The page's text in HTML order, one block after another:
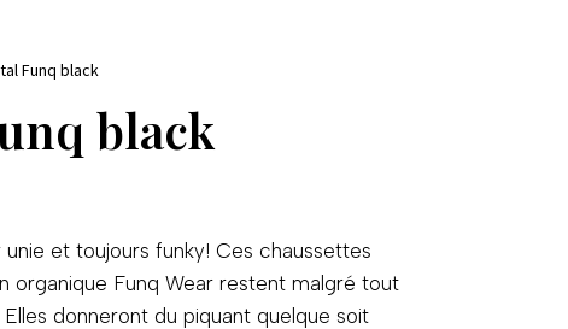
Funq black
black
unie et toujours funky! Ces chaussettes
organique Funq Wear restent malgré tout
donneront du piquant quelque soit